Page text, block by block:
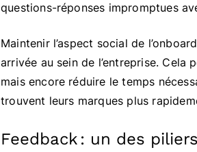
questions-réponses impromptues
Maintenir l’aspect social de
arrivée au sein de l’entreprise.
mais encore réduire le temps
trouvent leurs marques plus
Feedback : un des